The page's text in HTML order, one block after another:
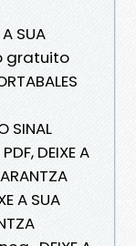
SUA
gratuito
SINAL
DEIXE A
A SUA